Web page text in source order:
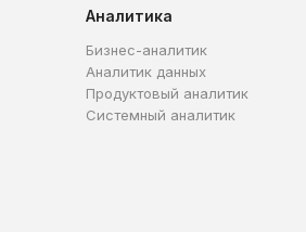
Аналитика
Бизнес-аналитик
Аналитик данных
Продуктовый аналитик
Системный аналитик